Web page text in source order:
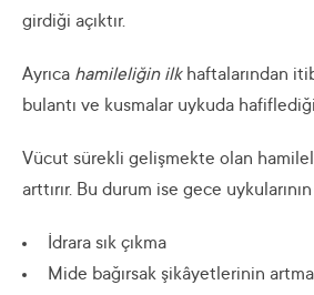
girdiği açıktır.
Ayrıca hamileliğin ilkhaftalarından
bulantı ve kusmalar uykuda
Vücut sürekli gelişmekte olan
arttırır. Bu durum ise gece
İdrara sık çıkma
Mide bağırsak şikâyetlerinin